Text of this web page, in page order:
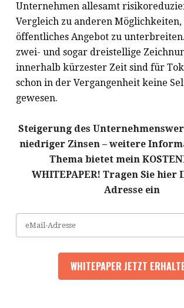
Unternehmen allesamt
Vergleich zu anderen Möglichkeiten,
öffentliches Angebot zu
zwei- und sogar dreistellige
innerhalb kürzester Zeit sind für
schon in der Vergangenheit keine
gewesen.
Steigerung des
niedriger Zinsen – weitere
Thema bietet mein
WHITEPAPER! Tragen Sie hier
Adresse ein